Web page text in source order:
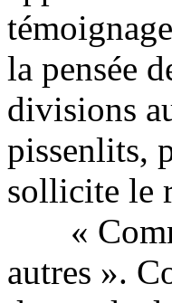
la pensée
divisions
pissenlits,
sollicite le
«
autres ».